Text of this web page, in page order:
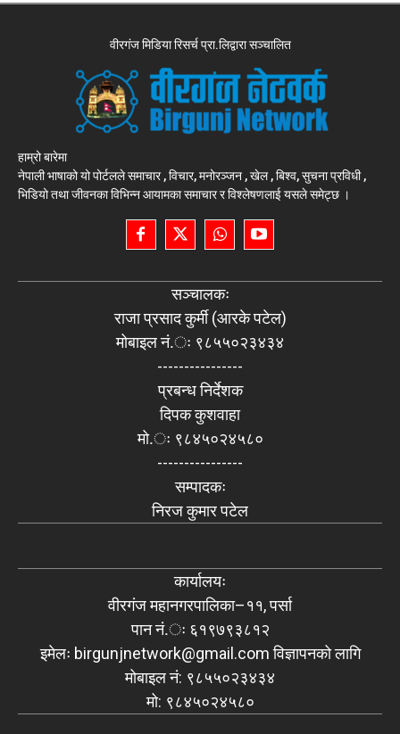
वीरगंज मिडिया रिसर्च प्रा.लिद्वारा सञ्चालित
हाम्रो बारेमा
नेपाली भाषाको यो पोर्टलले समाचार , विचार, मनोरञ्जन , खेल , बिश्व, सुचना प्रविधी ,
भिडियो तथा जीवनका विभिन्न आयामका समाचार र विश्लेषणलाई यसले समेट्छ ।
सञ्चालकः
राजा प्रसाद कुर्मी (आरके पटेल)
मोबाइल नं.ः ९८५५०२३४३४
----------------
प्रबन्ध निर्देशक
दिपक कुशवाहा
मो.ः ९८४५०२४५८०
----------------
सम्पादकः
निरज कुमार पटेल
कार्यालयः
वीरगंज महानगरपालिका–११, पर्सा
पान नं.ः ६१९७९३८१२
इमेलः birgunjnetwork@gmail.comविज्ञापनको लागि
मोबाइल नं: ९८५५०२३४३४
मो: ९८४५०२४५८०